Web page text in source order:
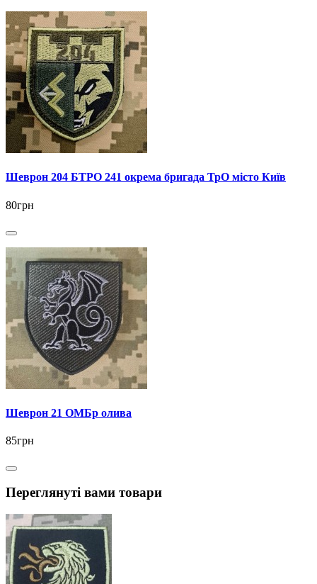
Шеврон 204 БТРО 241 окрема бригада ТрО місто Київ
80грн
Шеврон 21 ОМБр олива
85грн
Переглянуті вами товари